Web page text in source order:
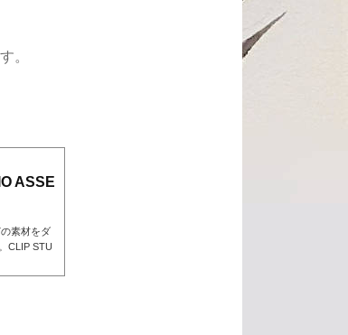
。
ASSE
素材をダ
CLIP STU